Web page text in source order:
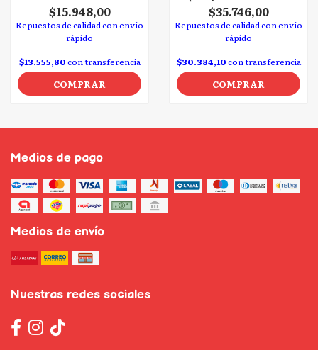
$15.948,00
Repuestos de calidad con envío
rápido
$13.555,80con transferencia
COMPRAR
$35.746,00
Repuestos de calidad con envío
rápido
$30.384,10con transferencia
COMPRAR
Medios de pago
Medios de envío
Nuestras redes sociales